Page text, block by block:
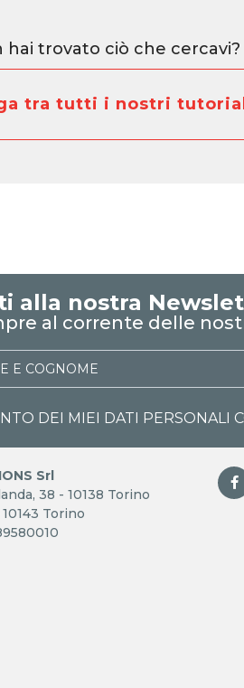
hai trovato ciò che cercavi?
tra tutti i nostri
alla nostra
al corrente delle
DEI MIEI DATI PERSONALI
Srl
38 - 10138 Torino
Torino